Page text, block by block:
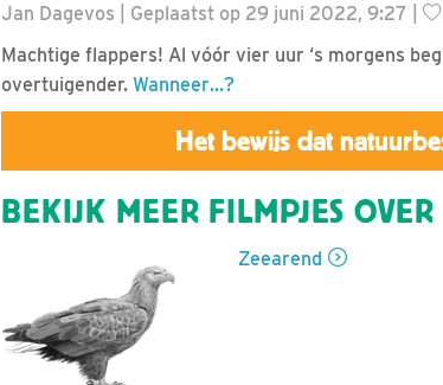
Jan Dagevos | Geplaatst op 29 juni 2022, 9:27 |
Machtige flappers! Al vóór vier uur ‘s morgens
overtuigender. Wanneer…?
Het bewijs dat
BEKIJK MEER FILMPJES OVER
Zeearend